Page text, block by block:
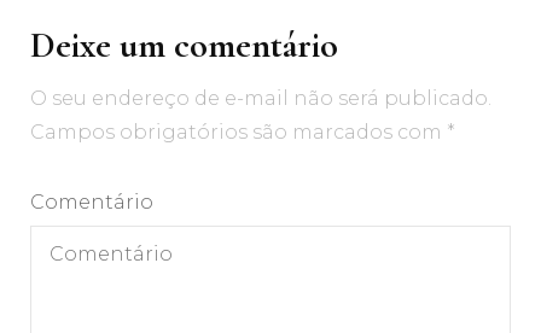
Deixe um comentário
O seu endereço de e-mail não será publicado.
Campos obrigatórios são marcados com *
Comentário